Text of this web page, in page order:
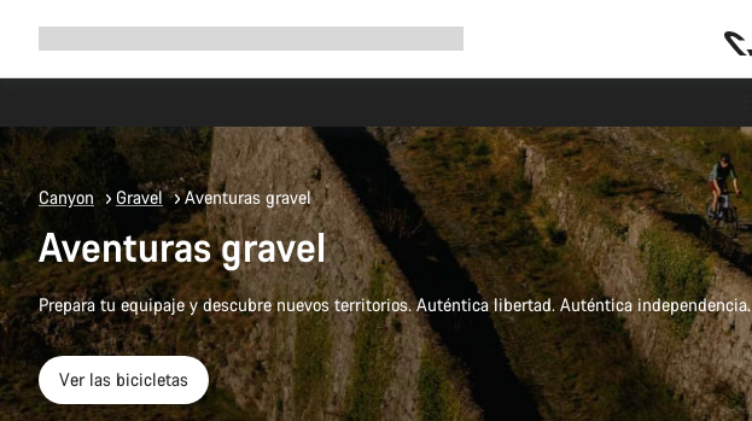
Canyon Gravel Aventuras gravel
Aventuras gravel
Prepara tu equipaje y descubre nuevos territorios. Auténtica libertad. Auténtica independencia.
Ver las bicicletas